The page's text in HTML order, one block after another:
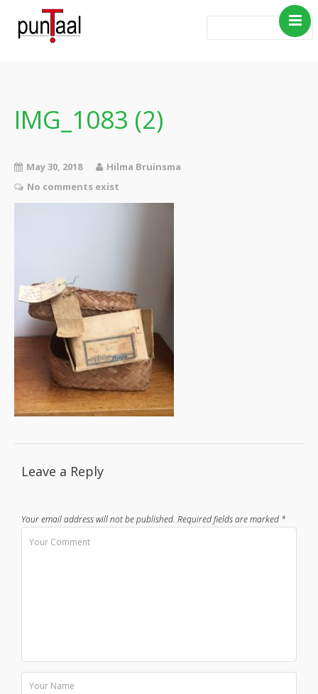
Boeken
Gedichten
Contact
IMG_1083 (2)
May 30, 2018
Hilma Bruinsma
No comments exist
Leave a Reply
Your email address will not be published. Required fields are marked *